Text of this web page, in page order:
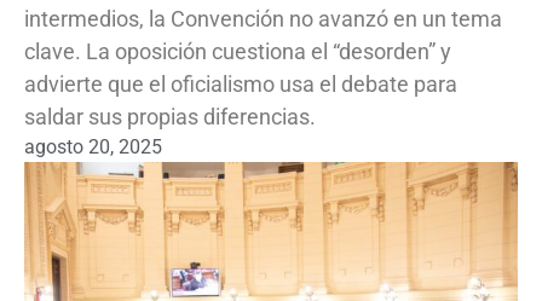
intermedios, la Convención no avanzó en un tema
clave. La oposición cuestiona el “desorden” y
advierte que el oficialismo usa el debate para
saldar sus propias diferencias.
agosto 20, 2025